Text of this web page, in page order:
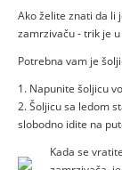
Ako želite znati da li
zamrzivaču - trik je
Potrebna vam je
1. Napunite šoljicu
2. Šoljicu sa ledom
slobodno idite na
Facebook
Kada se